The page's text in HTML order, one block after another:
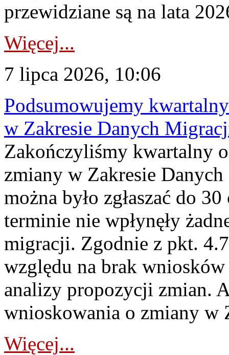
przewidziane są na lata
Więcej...
7 lipca 2026, 10:06
Podsumowujemy
w Zakresie Danych
Zakończyliśmy kwartalny
zmiany w Zakresie
można było zgłaszać do
terminie nie wpłynęły
migracji. Zgodnie z pkt.
względu na brak
analizy propozycji zmian.
wnioskowania o zmiany w
Więcej...